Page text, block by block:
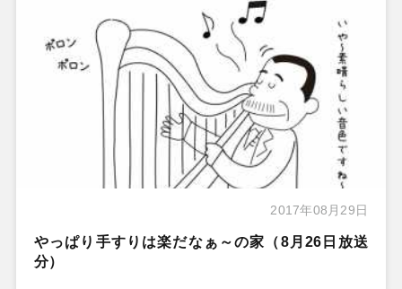
2017年08月29日
やっぱり手すりは楽だなぁ～の家（8月26日放送
分）